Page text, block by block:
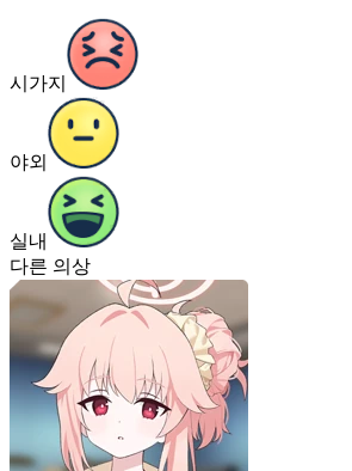
시가지
야외
실내
다른 의상